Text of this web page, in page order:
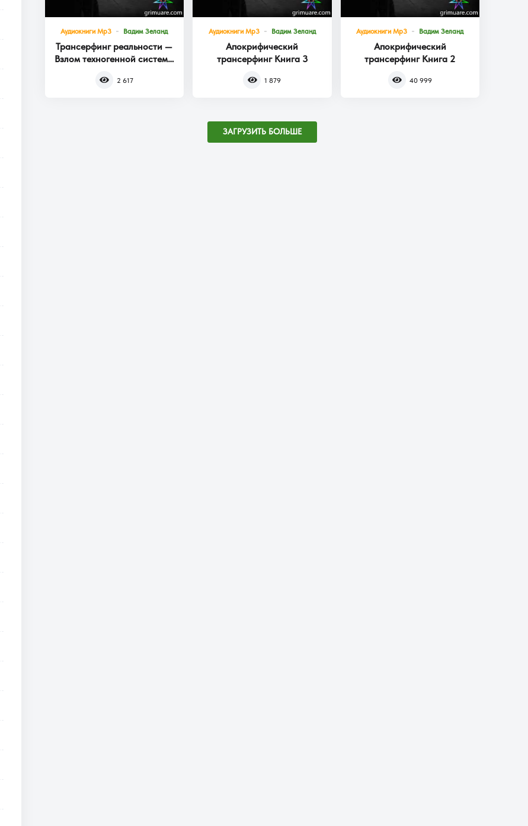
Аудиокниги Mp3 Вадим Зеланд
Трансерфинг реальности —
Взлом техногенной системы
2 617
Аудиокниги Mp3 Вадим Зеланд
Апокрифический
трансерфинг Книга 3
1 879
Аудиокниги Mp3 Вадим Зеланд
Апокрифический
трансерфинг Книга 2
40 999
ЗАГРУЗИТЬ БОЛЬШЕ